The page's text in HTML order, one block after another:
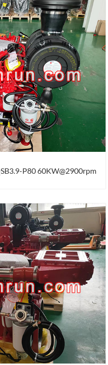
P80 60KW@2900rpm